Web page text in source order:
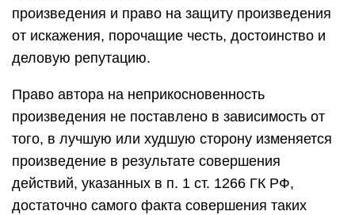
произведения и право на защиту произведения
от искажения, порочащие честь, достоинство и
деловую репутацию.
Право автора на неприкосновенность
произведения не поставлено в зависимость от
того, в лучшую или худшую сторону изменяется
произведение в результате совершения
действий, указанных в п. 1 ст. 1266 ГК РФ,
достаточно самого факта совершения таких